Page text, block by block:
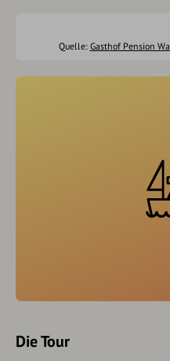
Quelle: Gasthof Pension
Die Tour